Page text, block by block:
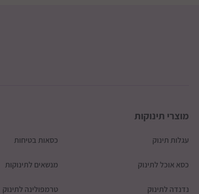
מוצרי תינוקות
עגלות תינוק כסאות בטיחות
כסא אוכל לתינוק מנשאים לתינוקות
נדנדה לתינוק טרמפולינה לתינוק